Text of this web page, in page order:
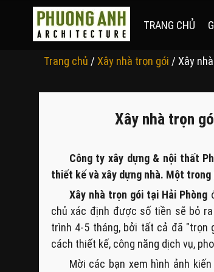
TRANG CHỦ
Trang chủ / Xây nhà trọn gói / Xây
Xây nhà trọn
Công ty xây dựng & nội thất
thiết kế và xây dựng nhà. Một
Xây nhà trọn gói tại Hải Phòng
chủ xác định được số tiền sẽ bỏ
trình 4-5 tháng, bởi tất cả đã "trọn
cách thiết kế, công năng dịch vụ,
Mời các bạn xem hình ảnh